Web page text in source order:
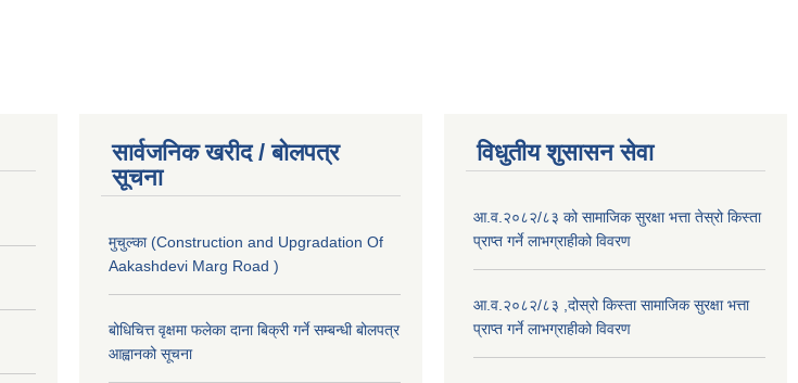
सार्वजनिक खरीद / बोलपत्र
सूचना
मुचुल्का (Construction and Upgradation Of
Aakashdevi Marg Road )
बोधिचित्त वृक्षमा फलेका दाना बिक्री गर्ने सम्बन्धी बोलपत्र
आह्वानको सूचना
विधुतीय शुसासन सेवा
आ.व.२०८२/८३ को सामाजिक सुरक्षा भत्ता तेस्रो किस्ता
प्राप्त गर्ने लाभग्राहीको विवरण
आ.व.२०८२/८३ ,दोस्रो किस्ता सामाजिक सुरक्षा भत्ता
प्राप्त गर्ने लाभग्राहीको विवरण